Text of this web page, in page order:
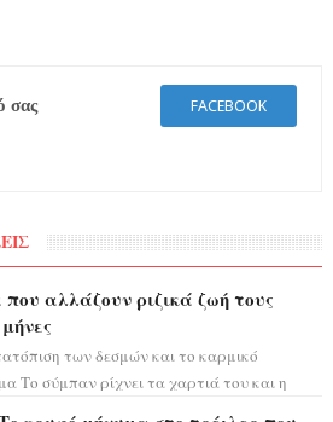
σας FACEBOOK
αλλάζουν ριζικά ζωή τους
των δεσμών και το καρμικό
Το σύμπαν ρίχνει τα χαρτιά του και η